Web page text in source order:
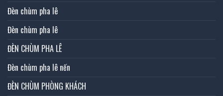
Đèn chùm pha lê
Đèn chùm pha lê
ĐÈN CHÙM PHA LÊ
Đèn chùm pha lê nến
ĐÈN CHÙM PHÒNG KHÁCH